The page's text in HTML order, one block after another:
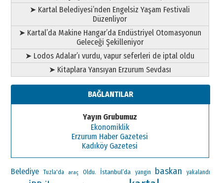
➤ Kartal Belediyesi’nden Engelsiz Yaşam Festivali
Düzenliyor
➤ Kartal’da Makine Hangar’da Endüstriyel Otomasyonun
Geleceği Şekilleniyor
➤ Lodos Adalar’ı vurdu, vapur seferleri de iptal oldu
➤ Kitaplara Yansıyan Erzurum Sevdası
BAĞLANTILAR
Yayın Grubumuz
Ekonomiklik
Erzurum Haber Gazetesi
Kadıköy Gazetesi
Belediye Tuzla'da araç Oldu. İstanbul’da yangin baskan yakalandı